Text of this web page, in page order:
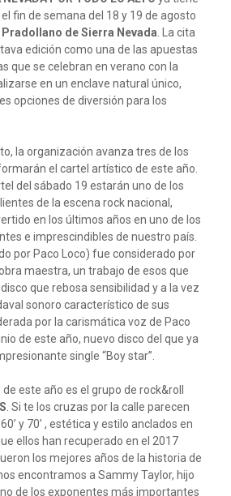
fin de semana del 18 y 19 de agosto
Pradollano de Sierra Nevada. La cita
edición como una de las apuestas
que se celebran en verano con la
en un enclave natural único,
opciones de diversión para los
la organización avanza tres de los
el cartel artístico de este año.
del sábado 19 estarán uno de los
de la escena rock nacional,
en los últimos años en uno de los
e imprescindibles de nuestro país.
por Paco Loco) fue considerado por
maestra, un trabajo de esos que
que rebosa sensibilidad y a la vez
sonoro característico de sus
por la carismática voz de Paco
de este año, nuevo disco del que ya
single “Boy star”.
este año es el grupo de rock&roll
. Si te los cruzas por la calle parecen
y 70’ , estética y estilo anclados en
ellos han recuperado en el 2017
los mejores años de la historia de
encontramos a Sammy Taylor, hijo
de los exponentes más importantes